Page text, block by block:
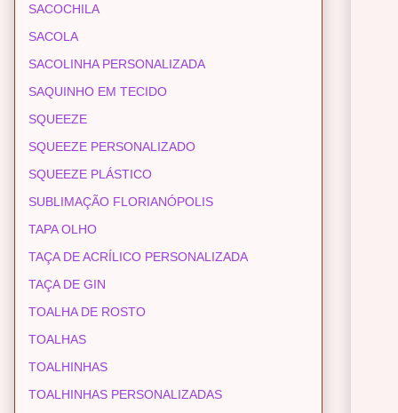
SACOCHILA
SACOLA
SACOLINHA PERSONALIZADA
SAQUINHO EM TECIDO
SQUEEZE
SQUEEZE PERSONALIZADO
SQUEEZE PLÁSTICO
SUBLIMAÇÃO FLORIANÓPOLIS
TAPA OLHO
TAÇA DE ACRÍLICO PERSONALIZADA
TAÇA DE GIN
TOALHA DE ROSTO
TOALHAS
TOALHINHAS
TOALHINHAS PERSONALIZADAS